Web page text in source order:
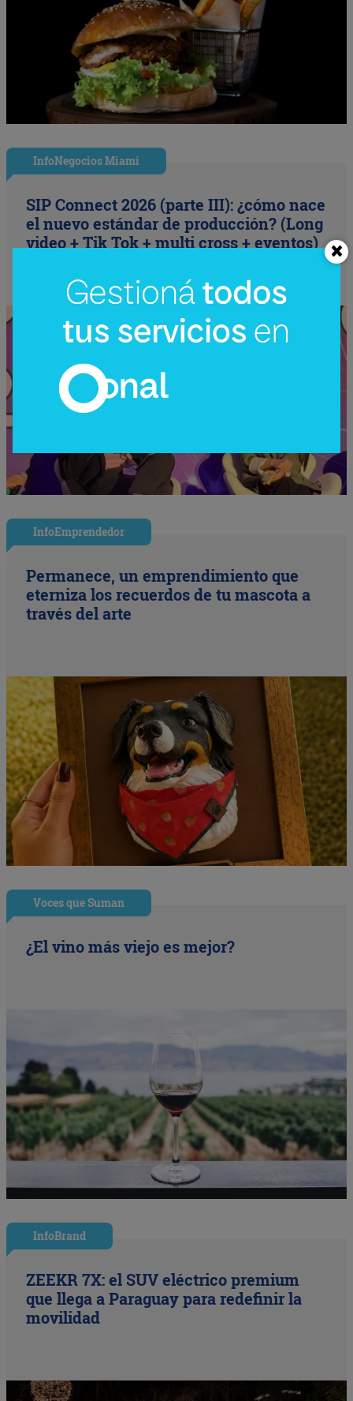
InfoNegocios Miami
SIP Connect 2026 (parte III): ¿cómo nace
el nuevo estándar de producción? (Long
video + Tik Tok + multi cross + eventos)
InfoEmprendedor
Permanece, un emprendimiento que
eterniza los recuerdos de tu mascota a
través del arte
Voces que Suman
¿El vino más viejo es mejor?
InfoBrand
ZEEKR 7X: el SUV eléctrico premium
que llega a Paraguay para redefinir la
movilidad